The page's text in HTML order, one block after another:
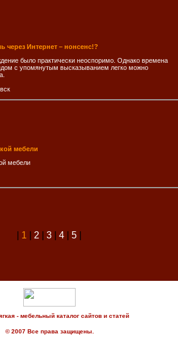
через Интернет – нонсенс!?
было практически неоспоримо. Однако времена
с упомянутым высказыванием легко можно
мебели
мебели
1 2 3 4 5
- мебельный каталог сайтов и статей
© 2007 Все права защищены.